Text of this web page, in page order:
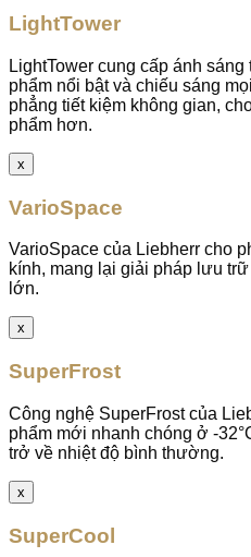
LightTower
LightTower cung cấp ánh
phẩm nổi bật và chiếu sáng
phẳng tiết kiệm không gian,
phẩm hơn.
x
VarioSpace
VarioSpace của Liebherr cho
kính, mang lại giải pháp lưu
lớn.
x
SuperFrost
Công nghệ SuperFrost của
phẩm mới nhanh chóng ở -
trở về nhiệt độ bình thường.
x
SuperCool